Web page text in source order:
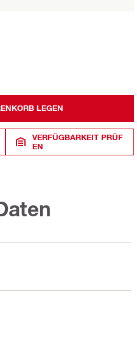
LEGEN
VERFÜGBARKEIT PRÜF
EN